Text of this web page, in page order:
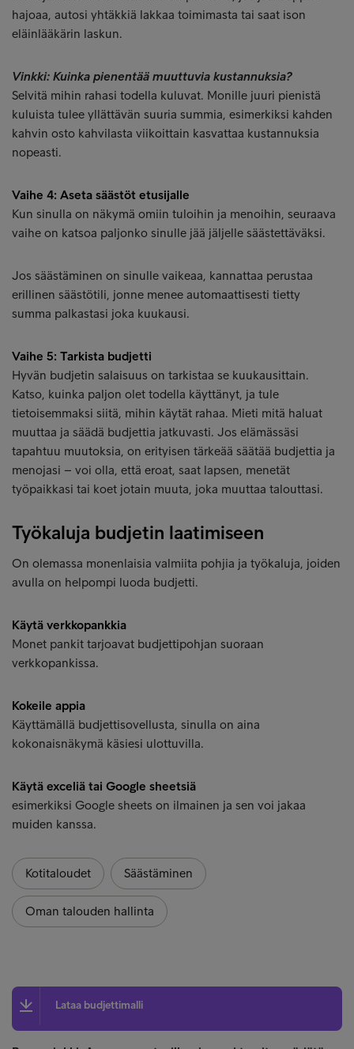
hajoaa, autosi yhtäkkiä lakkaa toimimasta tai saat ison
eläinlääkärin laskun.
Vinkki: Kuinka pienentää muuttuvia kustannuksia?
Selvitä mihin rahasi todella kuluvat. Monille juuri pienistä
kuluista tulee yllättävän suuria summia, esimerkiksi kahden
kahvin osto kahvilasta viikoittain kasvattaa kustannuksia
nopeasti.
Vaihe 4: Aseta säästöt etusijalle
Kun sinulla on näkymä omiin tuloihin ja menoihin, seuraava
vaihe on katsoa paljonko sinulle jää jäljelle säästettäväksi.
Jos säästäminen on sinulle vaikeaa, kannattaa perustaa
erillinen säästötili, jonne menee automaattisesti tietty
summa palkastasi joka kuukausi.
Vaihe 5: Tarkista budjetti
Hyvän budjetin salaisuus on tarkistaa se kuukausittain.
Katso, kuinka paljon olet todella käyttänyt, ja tule
tietoisemmaksi siitä, mihin käytät rahaa. Mieti mitä haluat
muuttaa ja säädä budjettia jatkuvasti. Jos elämässäsi
tapahtuu muutoksia, on erityisen tärkeää säätää budjettia ja
menojasi – voi olla, että eroat, saat lapsen, menetät
työpaikkasi tai koet jotain muuta, joka muuttaa talouttasi.
Työkaluja budjetin laatimiseen
On olemassa monenlaisia valmiita pohjia ja työkaluja, joiden
avulla on helpompi luoda budjetti.
Käytä verkkopankkia
Monet pankit tarjoavat budjettipohjan suoraan
verkkopankissa.
Kokeile appia
Käyttämällä budjettisovellusta, sinulla on aina
kokonaisnäkymä käsiesi ulottuvilla.
Käytä exceliä tai Google sheetsiä
esimerkiksi Google sheets on ilmainen ja sen voi jakaa
muiden kanssa.
Kotitaloudet Säästäminen
Oman talouden hallinta
Lataa budjettimalli